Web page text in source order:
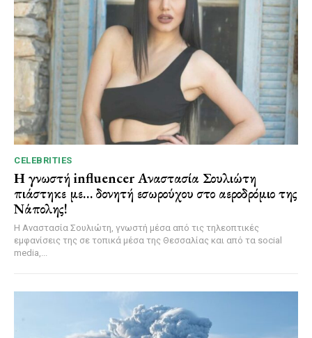
CELEBRITIES
Η γνωστή influencer Αναστασία Σουλιώτη
πιάστηκε με… δονητή εσωρούχου στο αεροδρόμιο της
Νάπολης!
Η Αναστασία Σουλιώτη, γνωστή μέσα από τις τηλεοπτικές
εμφανίσεις της σε τοπικά μέσα της Θεσσαλίας και από τα social
media,...